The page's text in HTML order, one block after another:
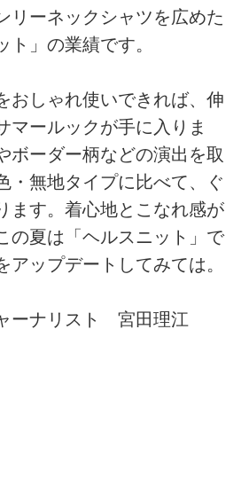
リーネックシャツを広めた
ト」の業績です。
おしゃれ使いできれば、伸
マールックが手に入りま
ボーダー柄などの演出を取
・無地タイプに比べて、ぐ
ます。着心地とこなれ感が
の夏は「ヘルスニット」で
アップデートしてみては。
ーナリスト 宮田理江